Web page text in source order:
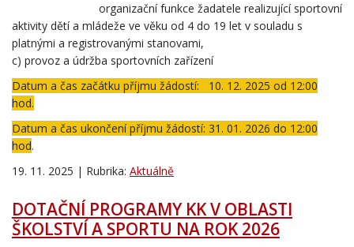
organizační funkce žadatele realizující sportovní
aktivity dětí a mládeže ve věku od 4 do 19 let v souladu s
platnými a registrovanými stanovami,
c) provoz a údržba sportovních zařízení
Datum a čas začátku příjmu žádostí: 10. 12. 2025 od 12:00
hod.
Datum a čas ukončení příjmu žádostí: 31. 01. 2026 do 12:00
hod.
19. 11. 2025 | Rubrika: Aktuálně
DOTAČNÍ PROGRAMY KK V OBLASTI
ŠKOLSTVÍ A SPORTU NA ROK 2026